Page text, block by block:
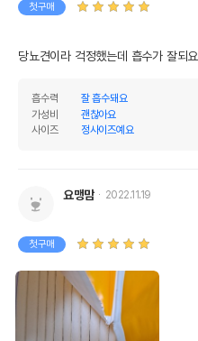
상품 필수 정보
품명 및 모델명
법에 의한 인증,허가 등을
제조국 또는 원산지
수입자를 함께 표기
AS책임자와 전화번호
또는 소비자상담 관련
전화번호
첫구매
당뇨견이라 걱정했는데 흡수가 잘되요
흡수력
잘 흡수돼요
가성비
괜찮아요
사이즈
정사이즈예요
요맹맘 2022.11.19
첫구매